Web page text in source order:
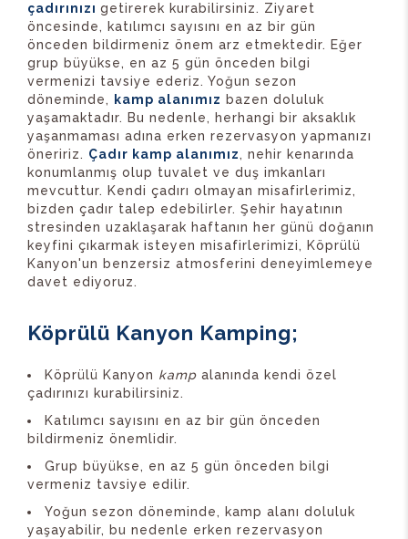
çadırınızı getirerek kurabilirsiniz. Ziyaret
öncesinde, katılımcı sayısını en az bir gün
önceden bildirmeniz önem arz etmektedir. Eğer
grup büyükse, en az 5 gün önceden bilgi
vermenizi tavsiye ederiz. Yoğun sezon
döneminde,
kamp alanımız bazen doluluk
yaşamaktadır. Bu nedenle, herhangi bir aksaklık
yaşanmaması adına erken rezervasyon yapmanızı
öneririz. Çadır kamp alanımız, nehir kenarında
konumlanmış olup tuvalet ve duş imkanları
mevcuttur. Kendi çadırı olmayan misafirlerimiz,
bizden çadır talep edebilirler. Şehir hayatının
stresinden uzaklaşarak haftanın her günü doğanın
keyfini çıkarmak isteyen misafirlerimizi, Köprülü
Kanyon'un benzersiz atmosferini deneyimlemeye
davet ediyoruz.
Köprülü Kanyon Kamping;
Köprülü Kanyon kamp alanında kendi özel
çadırınızı kurabilirsiniz.
Katılımcı sayısını en az bir gün önceden
bildirmeniz önemlidir.
Grup büyükse, en az 5 gün önceden bilgi
vermeniz tavsiye edilir.
Yoğun sezon döneminde, kamp alanı doluluk
yaşayabilir, bu nedenle erken rezervasyon